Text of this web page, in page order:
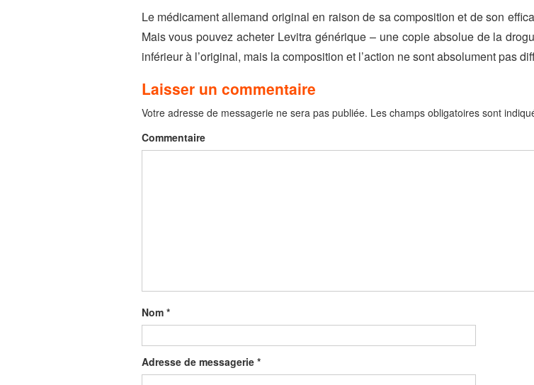
Le médicament allemand original en raison de sa composition et de son
Mais vous pouvez acheter Levitra générique – une copie absolue de la
inférieur à l’original, mais la composition et l’action ne sont absolument pas
Laisser un commentaire
Votre adresse de messagerie ne sera pas publiée. Les champs obligatoires sont
Commentaire
Nom *
Adresse de messagerie *